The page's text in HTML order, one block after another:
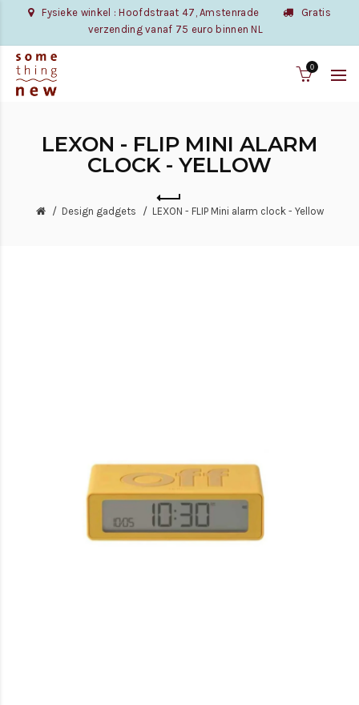
Fysieke winkel : Hoofdstraat 47, Amstenrade
Gratis
verzending vanaf 75 euro binnen NL
0
LEXON - FLIP MINI ALARM
CLOCK - YELLOW
Design gadgets LEXON - FLIP Mini alarm clock - Yellow